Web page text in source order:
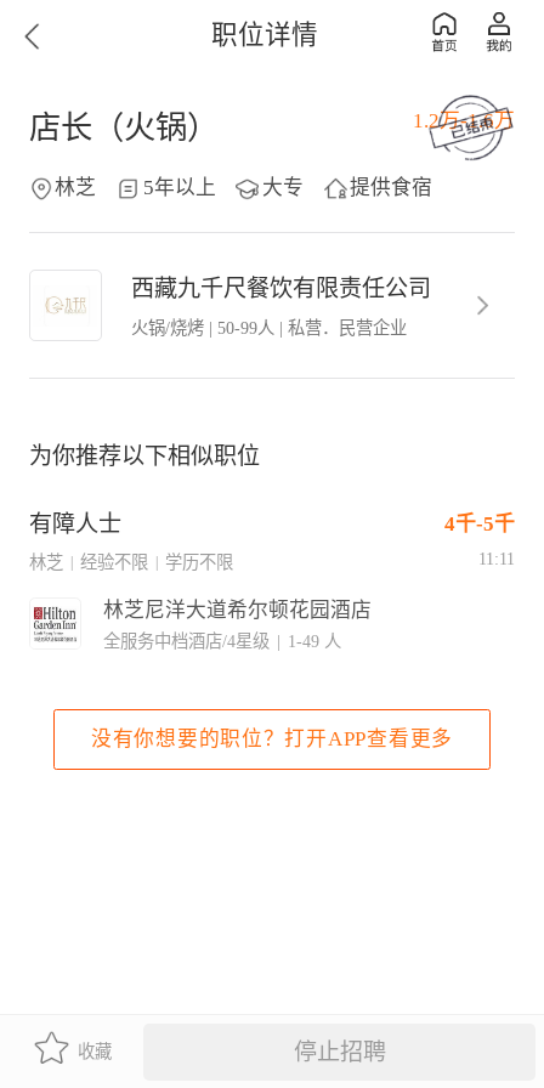
职位详情
店长（火锅） 1.2万-1.6万
林芝 5年以上 大专 提供食宿
西藏九千尺餐饮有限责任公司
火锅/烧烤 | 50-99人 | 私营．民营企业
为你推荐以下相似职位
有障人士 4千-5千
林芝 | 经验不限 | 学历不限 11:11
林芝尼洋大道希尔顿花园酒店
全服务中档酒店/4星级 | 1-49 人
没有你想要的职位？打开APP查看更多
收藏 停止招聘